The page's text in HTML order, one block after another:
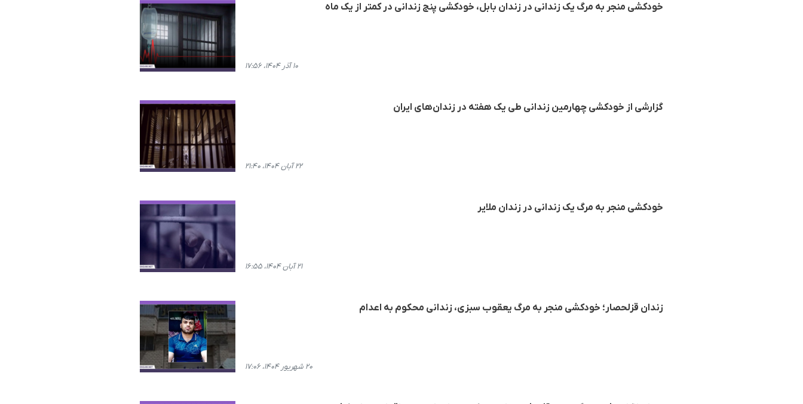
خودکشی منجر به مرگ یک زندانی در زندان بابل، خودکشی پنج زندانی در کمتر از یک ماه
۱۰ آذر ۱۴۰۴، ۱۷:۵۶
گزارشی از خودکشی چهارمین زندانی طی یک هفته در زندان‌های ایران
۲۲ آبان ۱۴۰۴، ۲۱:۴۰
خودکشی منجر به مرگ یک زندانی در زندان ملایر
۲۱ آبان ۱۴۰۴، ۱۶:۵۵
زندان قزلحصار؛ خودکشی منجر به مرگ یعقوب سبزی، زندانی محکوم به اعدام
۲۰ شهریور ۱۴۰۴، ۱۷:۰۶